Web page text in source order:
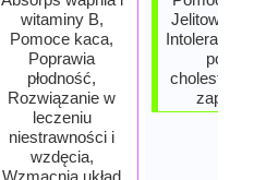
witaminy B,
Pomoce kaca,
Poprawia
płodność,
Rozwiązanie w
leczeniu
niestrawności i
wzdęcia,
Wzmacnia układ
Jelitowe,
Intolerants,